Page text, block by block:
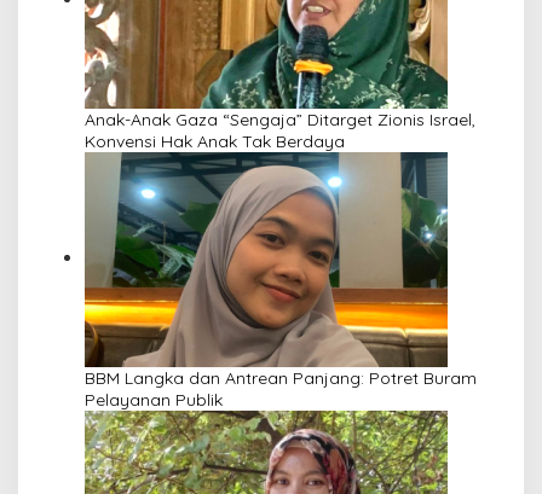
Anak-Anak Gaza “Sengaja” Ditarget Zionis Israel,
Konvensi Hak Anak Tak Berdaya
BBM Langka dan Antrean Panjang: Potret Buram
Pelayanan Publik